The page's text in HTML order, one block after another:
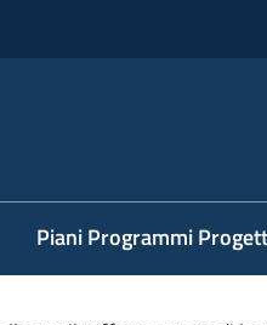
Piani Programmi